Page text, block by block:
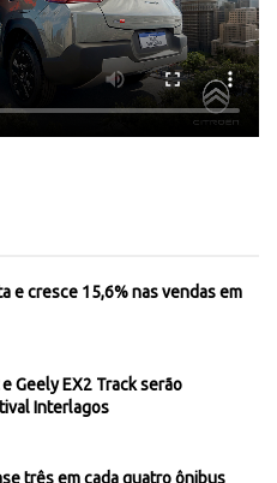
e cresce 15,6% nas vendas em
Geely EX2 Track serão
Interlagos
três em cada quatro ônibus